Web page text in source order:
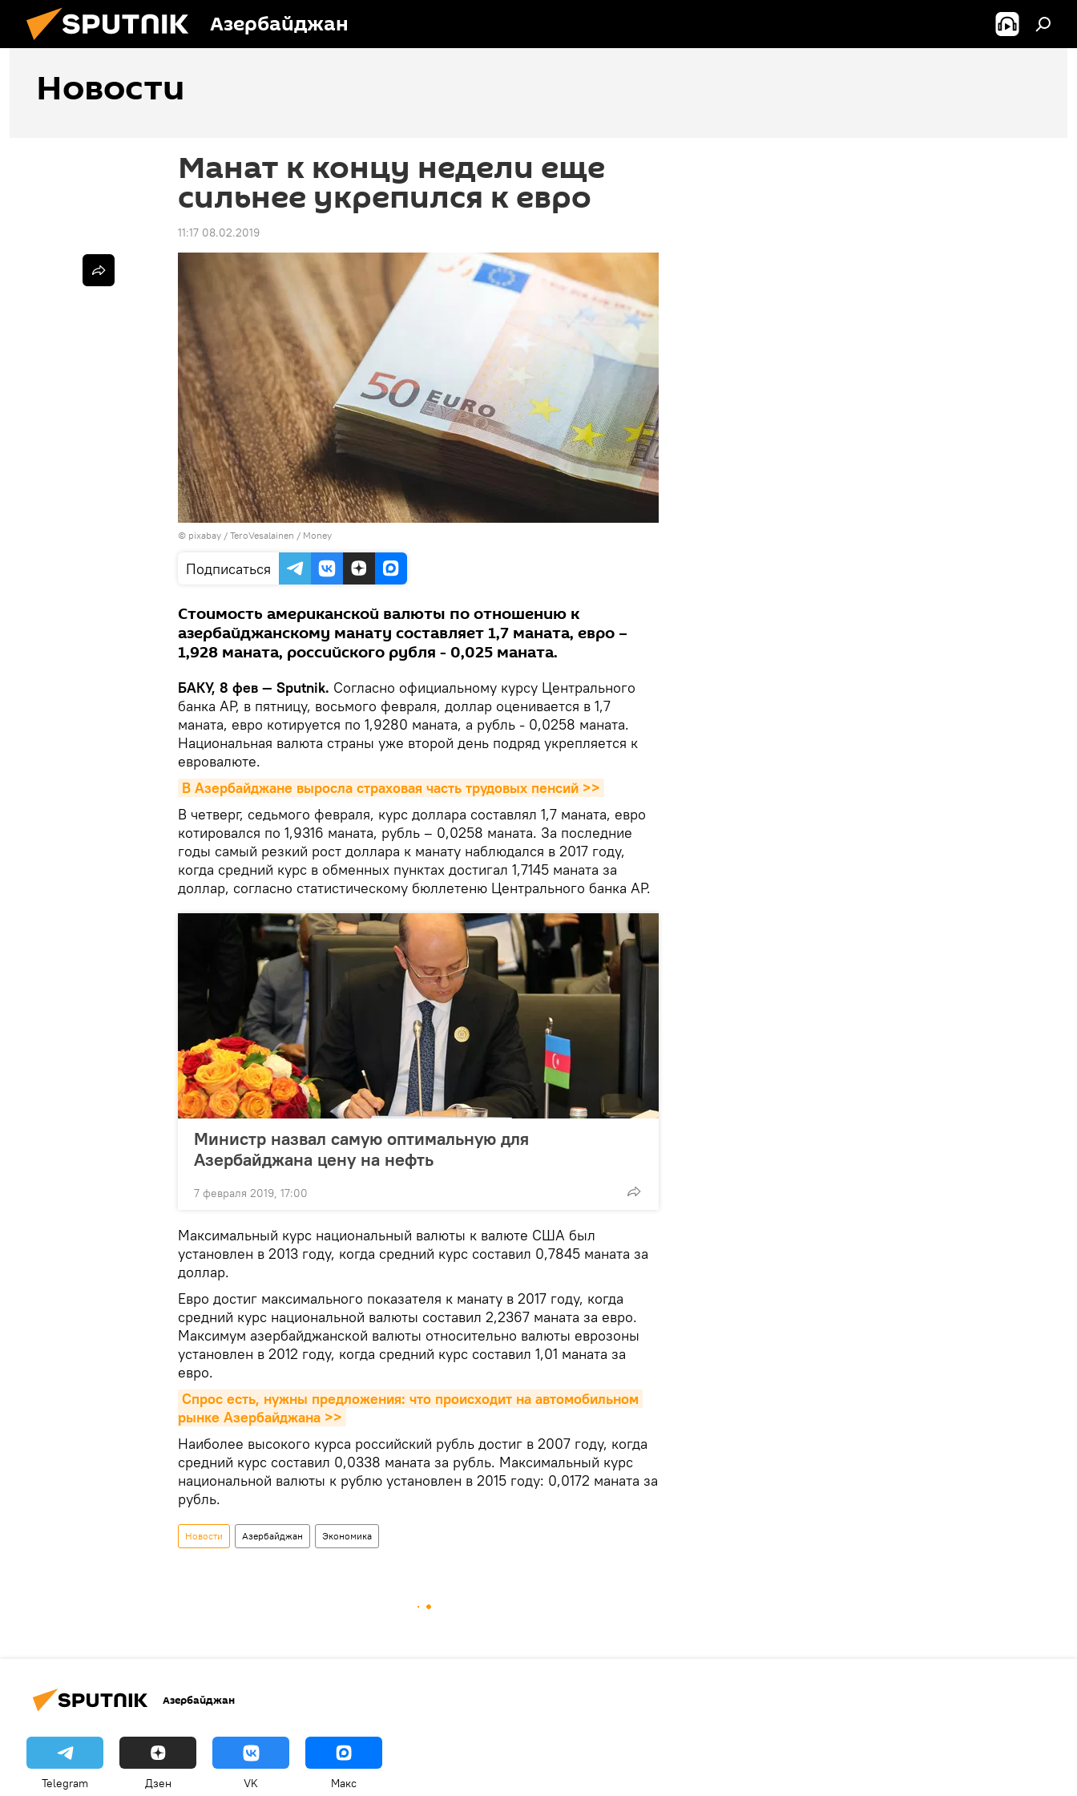
Азербайджан
Новости
Манат к концу недели еще
сильнее укрепился к евро
11:17 08.02.2019
© pixabay / TeroVesalainen / Money
Подписаться
Стоимость американской валюты по отношению к
азербайджанскому манату составляет 1,7 маната, евро –
1,928 маната, российского рубля - 0,025 маната.
БАКУ, 8 фев — Sputnik. Согласно официальному курсу Центрального
банка АР, в пятницу, восьмого февраля, доллар оценивается в 1,7
маната, евро котируется по 1,9280 маната, а рубль - 0,0258 маната.
Национальная валюта страны уже второй день подряд укрепляется к
евровалюте.
В Азербайджане выросла страховая часть трудовых пенсий >>
В четверг, седьмого февраля, курс доллара составлял 1,7 маната, евро
котировался по 1,9316 маната, рубль – 0,0258 маната. За последние
годы самый резкий рост доллара к манату наблюдался в 2017 году,
когда средний курс в обменных пунктах достигал 1,7145 маната за
доллар, согласно статистическому бюллетеню Центрального банка АР.
Министр назвал самую оптимальную для
Азербайджана цену на нефть
7 февраля 2019, 17:00
Максимальный курс национальный валюты к валюте США был
установлен в 2013 году, когда средний курс составил 0,7845 маната за
доллар.
Евро достиг максимального показателя к манату в 2017 году, когда
средний курс национальной валюты составил 2,2367 маната за евро.
Максимум азербайджанской валюты относительно валюты еврозоны
установлен в 2012 году, когда средний курс составил 1,01 маната за
евро.
Спрос есть, нужны предложения: что происходит на автомобильном
рынке Азербайджана >>
Наиболее высокого курса российский рубль достиг в 2007 году, когда
средний курс составил 0,0338 маната за рубль. Максимальный курс
национальной валюты к рублю установлен в 2015 году: 0,0172 маната за
рубль.
Новости Азербайджан Экономика
Азербайджан
Telegram Дзен VK Макс